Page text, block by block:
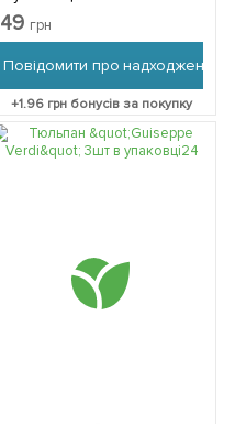
49 грн
Повідомити про надходження
+1.96 грн бонусів за покупку